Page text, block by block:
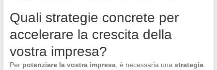
Quali strategie concrete per
accelerare la crescita della
vostra impresa?
Per potenziare la vostra impresa, è necessaria una strategia